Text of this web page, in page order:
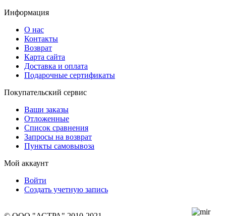
Информация
О нас
Контакты
Возврат
Карта сайта
Доставка и оплата
Подарочные сертификаты
Покупательский сервис
Ваши заказы
Отложенные
Список сравнения
Запросы на возврат
Пункты самовывоза
Мой аккаунт
Войти
Создать учетную запись